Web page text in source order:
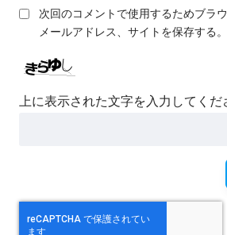
次回のコメントで使用するためブラ
メールアドレス、サイトを保存する。
上に表示された文字を入力してくだ